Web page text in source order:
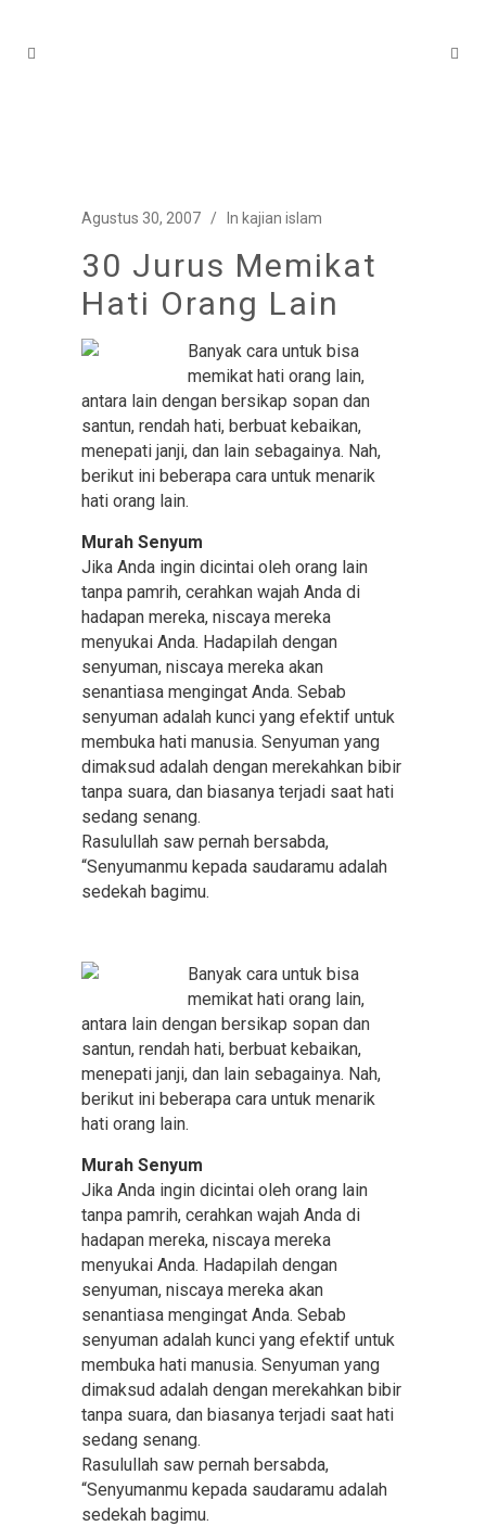
Agustus 30, 2007 In kajian islam
30 Jurus Memikat
Hati Orang Lain
Banyak cara untuk bisa
memikat hati orang lain,
antara lain dengan bersikap sopan dan
santun, rendah hati, berbuat kebaikan,
menepati janji, dan lain sebagainya. Nah,
berikut ini beberapa cara untuk menarik
hati orang lain.
Murah Senyum
Jika Anda ingin dicintai oleh orang lain
tanpa pamrih, cerahkan wajah Anda di
hadapan mereka, niscaya mereka
menyukai Anda. Hadapilah dengan
senyuman, niscaya mereka akan
senantiasa mengingat Anda. Sebab
senyuman adalah kunci yang efektif untuk
membuka hati manusia. Senyuman yang
dimaksud adalah dengan merekahkan bibir
tanpa suara, dan biasanya terjadi saat hati
sedang senang.
Rasulullah saw pernah bersabda,
“Senyumanmu kepada saudaramu adalah
sedekah bagimu.
Banyak cara untuk bisa
memikat hati orang lain,
antara lain dengan bersikap sopan dan
santun, rendah hati, berbuat kebaikan,
menepati janji, dan lain sebagainya. Nah,
berikut ini beberapa cara untuk menarik
hati orang lain.
Murah Senyum
Jika Anda ingin dicintai oleh orang lain
tanpa pamrih, cerahkan wajah Anda di
hadapan mereka, niscaya mereka
menyukai Anda. Hadapilah dengan
senyuman, niscaya mereka akan
senantiasa mengingat Anda. Sebab
senyuman adalah kunci yang efektif untuk
membuka hati manusia. Senyuman yang
dimaksud adalah dengan merekahkan bibir
tanpa suara, dan biasanya terjadi saat hati
sedang senang.
Rasulullah saw pernah bersabda,
“Senyumanmu kepada saudaramu adalah
sedekah bagimu.